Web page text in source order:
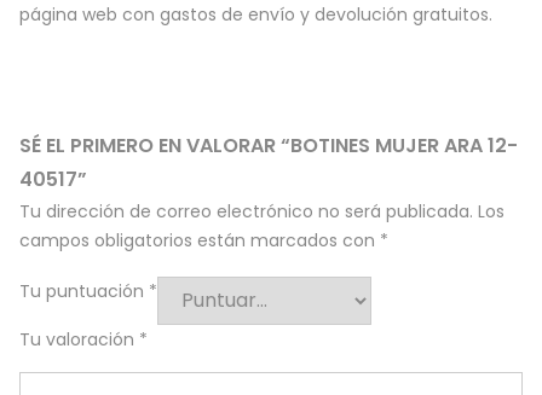
página web con gastos de envío y devolución gratuitos.
SÉ EL PRIMERO EN VALORAR “BOTINES MUJER ARA 12-
40517”
Tu dirección de correo electrónico no será publicada. Los
campos obligatorios están marcados con *
Tu puntuación *
Tu valoración *